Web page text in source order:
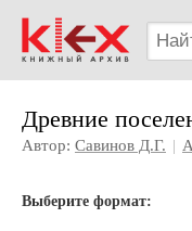
Древние
Автор: Савинов Д.Г. |
Выберите формат: